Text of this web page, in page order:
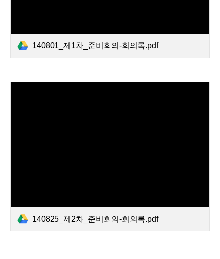
140801_제1차_준비회의-회의록.pdf
140825_제2차_준비회의-회의록.pdf